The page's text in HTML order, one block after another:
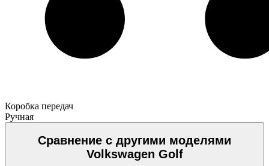
Коробка передач
Ручная
Сравнение с другими моделями
Volkswagen Golf